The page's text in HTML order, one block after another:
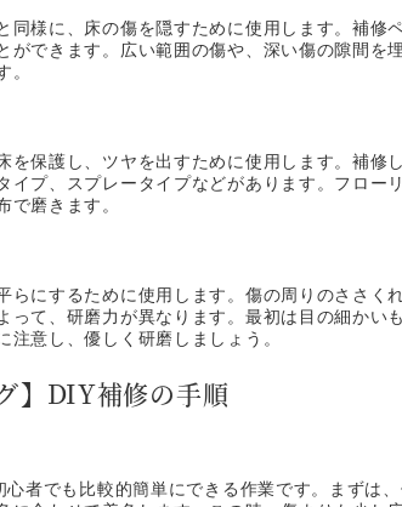
同様に、床の傷を隠すために使用します。補
ができます。広い範囲の傷や、深い傷の隙間
。
を保護し、ツヤを出すために使用します。補
イプ、スプレータイプなどがあります。フロ
で磨きます。
らにするために使用します。傷の周りのささ
って、研磨力が異なります。最初は目の細かい
注意し、優しく研磨しましょう。
】DIY補修の手順
者でも比較的簡単にできる作業です。まずは